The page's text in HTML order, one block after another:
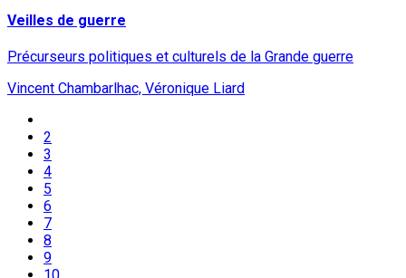
Veilles de guerre
Précurseurs politiques et culturels de la Grande guerre
Vincent Chambarlhac, Véronique Liard
2
3
4
5
6
7
8
9